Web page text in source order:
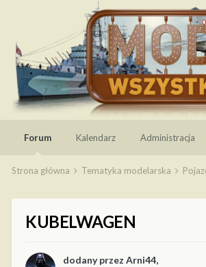
Forum Kalendarz Administracja
Strona główna Tematyka modelarska
KUBELWAGEN
dodany przez Arni44,